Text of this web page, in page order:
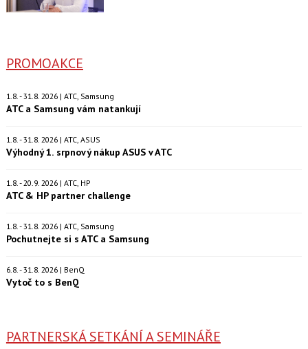
PROMOAKCE
1.8. - 31.8. 2026 | ATC, Samsung
ATC a Samsung vám natankují
1.8. - 31.8. 2026 | ATC, ASUS
Výhodný 1. srpnový nákup ASUS v ATC
1.8. - 20.9. 2026 | ATC, HP
ATC & HP partner challenge
1.8. - 31.8. 2026 | ATC, Samsung
Pochutnejte si s ATC a Samsung
6.8. - 31.8. 2026 | BenQ
Vytoč to s BenQ
PARTNERSKÁ SETKÁNÍ A SEMINÁŘE